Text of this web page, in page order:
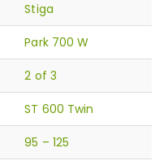
Stiga
Park 700 W
2 of 3
ST 600 Twin
95 – 125